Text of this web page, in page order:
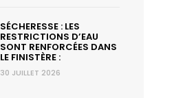
SÉCHERESSE : LES
RESTRICTIONS D’EAU
SONT RENFORCÉES DANS
LE FINISTÈRE :
30 JUILLET 2026